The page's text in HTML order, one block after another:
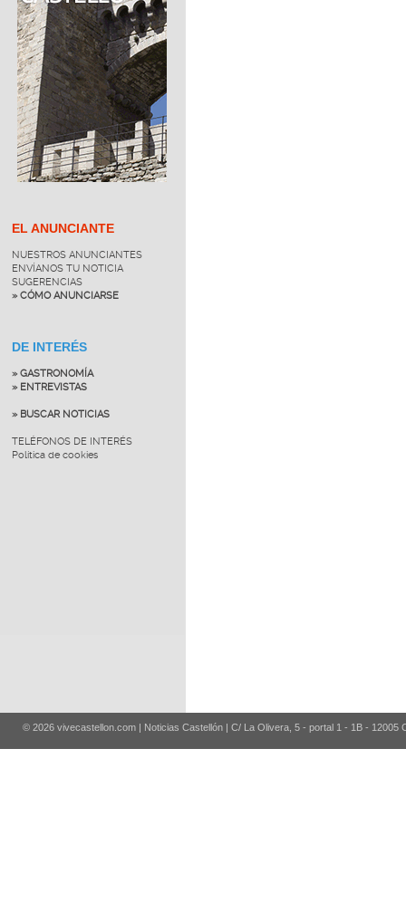
EL ANUNCIANTE
NUESTROS ANUNCIANTES
ENVÍANOS TU NOTICIA
SUGERENCIAS
» CÓMO ANUNCIARSE
DE INTERÉS
» GASTRONOMÍA
» ENTREVISTAS
» BUSCAR NOTICIAS
TELÉFONOS DE INTERÉS
Política de cookies
© 2026 vivecastellon.com | Noticias Castellón | C/ La Olivera, 5 - portal 1 - 1B - 12005